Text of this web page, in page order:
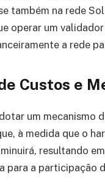
também na rede
operar um
a rede
Custos e
um mecanismo
à medida que o
resultando
para a participação